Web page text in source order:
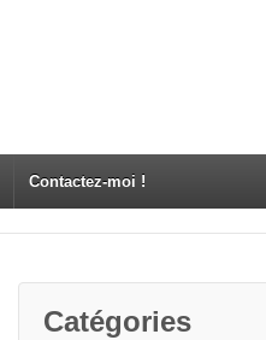
Contactez-moi !
Catégories